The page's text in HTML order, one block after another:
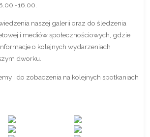
-16.00.
naszej galerii oraz do śledzenia
i mediów społecznościowych, gdzie
o kolejnych wydarzeniach
dworku.
i do zobaczenia na kolejnych spotkaniach